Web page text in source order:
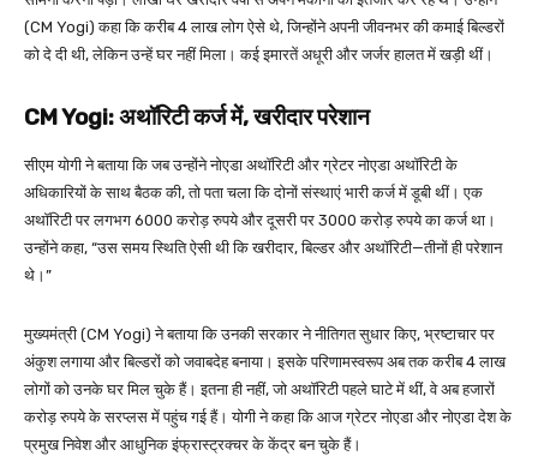
(CM Yogi) कहा कि करीब 4 लाख लोग ऐसे थे, जिन्होंने अपनी जीवनभर की कमाई बिल्डरों
को दे दी थी, लेकिन उन्हें घर नहीं मिला। कई इमारतें अधूरी और जर्जर हालत में खड़ी थीं।
CM Yogi:अथॉरिटी कर्ज में,खरीदार परेशान
सीएम योगी ने बताया कि जब उन्होंने नोएडा अथॉरिटी और ग्रेटर नोएडा अथॉरिटी के
अधिकारियों के साथ बैठक की, तो पता चला कि दोनों संस्थाएं भारी कर्ज में डूबी थीं। एक
अथॉरिटी पर लगभग 6000 करोड़ रुपये और दूसरी पर 3000 करोड़ रुपये का कर्ज था।
उन्होंने कहा, “उस समय स्थिति ऐसी थी कि खरीदार, बिल्डर और अथॉरिटी—तीनों ही परेशान
थे।”
मुख्यमंत्री (CM Yogi) ने बताया कि उनकी सरकार ने नीतिगत सुधार किए, भ्रष्टाचार पर
अंकुश लगाया और बिल्डरों को जवाबदेह बनाया। इसके परिणामस्वरूप अब तक करीब 4 लाख
लोगों को उनके घर मिल चुके हैं। इतना ही नहीं, जो अथॉरिटी पहले घाटे में थीं, वे अब हजारों
करोड़ रुपये के सरप्लस में पहुंच गई हैं। योगी ने कहा कि आज ग्रेटर नोएडा और नोएडा देश के
प्रमुख निवेश और आधुनिक इंफ्रास्ट्रक्चर के केंद्र बन चुके हैं।